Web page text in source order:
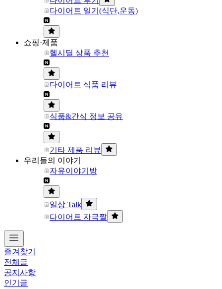
다이어트 일기(식단,운동)
쇼핑·제품
헬시딜 상품 추천
다이어트 식품 리뷰
식품&간식 정보 공유
기타 제품 리뷰
우리들의 이야기
자유이야기방
일상 Talk
다이어트 자극짤
즐겨찾기
전체글
공지사항
인기글